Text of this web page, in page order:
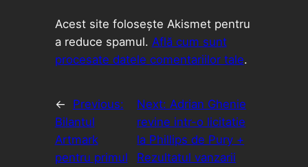
Acest site folosește Akismet pentru
a reduce spamul. Află cum sunt
procesate datele comentariilor tale.
←
Previous:
Bilantul
Artmark
pentru primul
Next: Adrian Ghenie
revine intr-o licitatie
la Phillips de Pury +
Rezultatul vanzarii